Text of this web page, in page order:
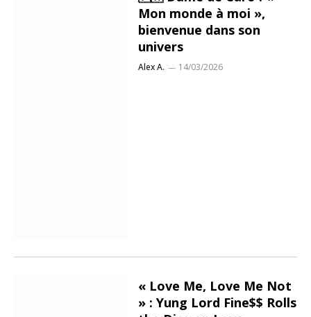
Mon monde à moi »,
bienvenue dans son
univers
Alex A. 14/03/2026
« Love Me, Love Me Not
» : Yung Lord Fine$$ Rolls